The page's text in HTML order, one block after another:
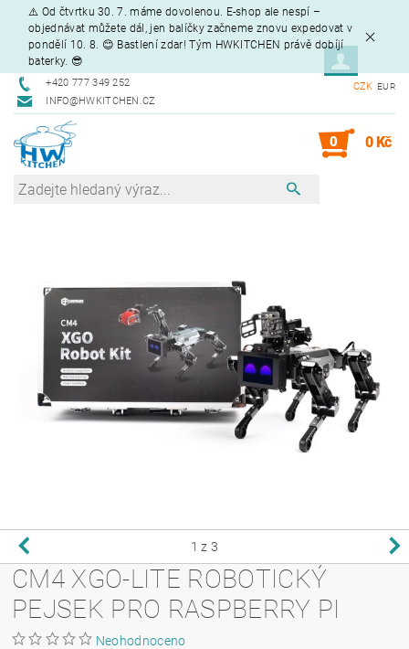
⚠️ Od čtvrtku 30. 7. máme dovolenou. E-shop ale nespí –
objednávat můžete dál, jen balíčky začneme znovu expedovat v
pondělí 10. 8. 😊 Bastlení zdar! Tým HWKITCHEN právě dobíjí
baterky. 😎
+420 777 349 252
INFO@HWKITCHEN.CZ
CZK EUR
0 0 Kč
1 z 3
CM4 XGO-LITE ROBOTICKÝ
PEJSEK PRO RASPBERRY PI
Neohodnoceno